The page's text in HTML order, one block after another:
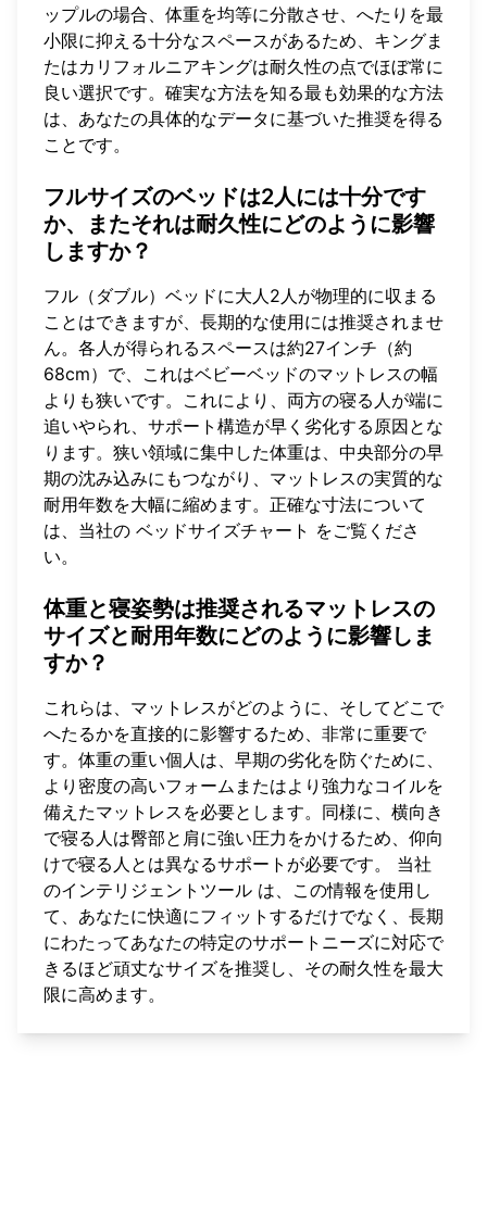
ップルの場合、体重を均等に分散させ、へたりを最
小限に抑える十分なスペースがあるため、キングま
たはカリフォルニアキングは耐久性の点でほぼ常に
良い選択です。確実な方法を知る最も効果的な方法
は、あなたの具体的なデータに基づいた推奨を得る
ことです。
フルサイズのベッドは2人には十分です
か、またそれは耐久性にどのように影響
しますか？
フル（ダブル）ベッドに大人2人が物理的に収まる
ことはできますが、長期的な使用には推奨されませ
ん。各人が得られるスペースは約27インチ（約
68cm）で、これはベビーベッドのマットレスの幅
よりも狭いです。これにより、両方の寝る人が端に
追いやられ、サポート構造が早く劣化する原因とな
ります。狭い領域に集中した体重は、中央部分の早
期の沈み込みにもつながり、マットレスの実質的な
耐用年数を大幅に縮めます。正確な寸法について
は、当社の ベッドサイズチャート をご覧くださ
い。
体重と寝姿勢は推奨されるマットレスの
サイズと耐用年数にどのように影響しま
すか？
これらは、マットレスがどのように、そしてどこで
へたるかを直接的に影響するため、非常に重要で
す。体重の重い個人は、早期の劣化を防ぐために、
より密度の高いフォームまたはより強力なコイルを
備えたマットレスを必要とします。同様に、横向き
で寝る人は臀部と肩に強い圧力をかけるため、仰向
けで寝る人とは異なるサポートが必要です。 当社
のインテリジェントツール は、この情報を使用し
て、あなたに快適にフィットするだけでなく、長期
にわたってあなたの特定のサポートニーズに対応で
きるほど頑丈なサイズを推奨し、その耐久性を最大
限に高めます。